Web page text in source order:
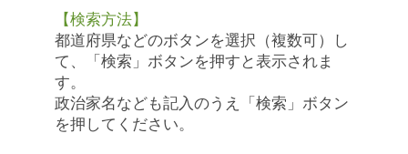
【検索方法】
都道府県などのボタンを選択（複数可）し
て、「検索」ボタンを押すと表示されま
す。
政治家名なども記入のうえ「検索」ボタン
を押してください。